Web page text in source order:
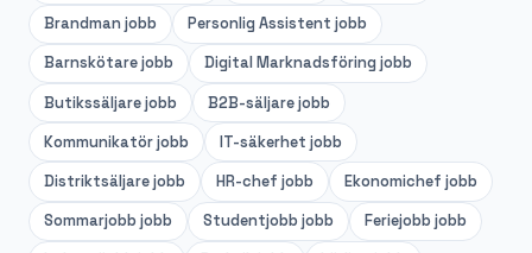
Brandman jobb Personlig Assistent jobb
Barnskötarejobb Digital Marknadsföring jobb
Butikssäljarejobb B2B-säljarejobb
Kommunikatörjobb IT-säkerhet jobb
Distriktsäljarejobb HR-chef jobb Ekonomichef jobb
Sommarjobb jobb Studentjobb jobb Feriejobb jobb